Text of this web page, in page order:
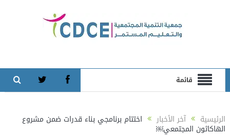
قائمة
الرئيسية آخر الأخبار اختتام برنامجي بناء قدرات ضمن مشروع
الهاكاثون المجتمعي￼